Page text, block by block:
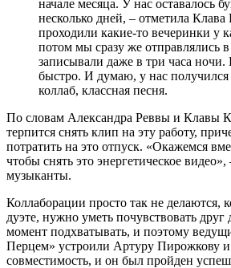
начале месяца. У нас оставалось
несколько дней, – отметила
проходили какие-то вечеринки у
потом мы сразу же отправлялись
записывали даже в три часа ночи.
быстро. И думаю, у нас получился
коллаб, классная песня.
По словам Александра Реввы и Клавы
терпится снять клип на эту работу,
потратить на это отпуск. «Окажемся
чтобы снять это энергетическое
музыканты.
Коллаборации просто так не делаются,
дуэте, нужно уметь почувствовать
момент подхватывать, и поэтому
Перцем» устроили Артуру Пирожкову и
совместимость, и он был пройден